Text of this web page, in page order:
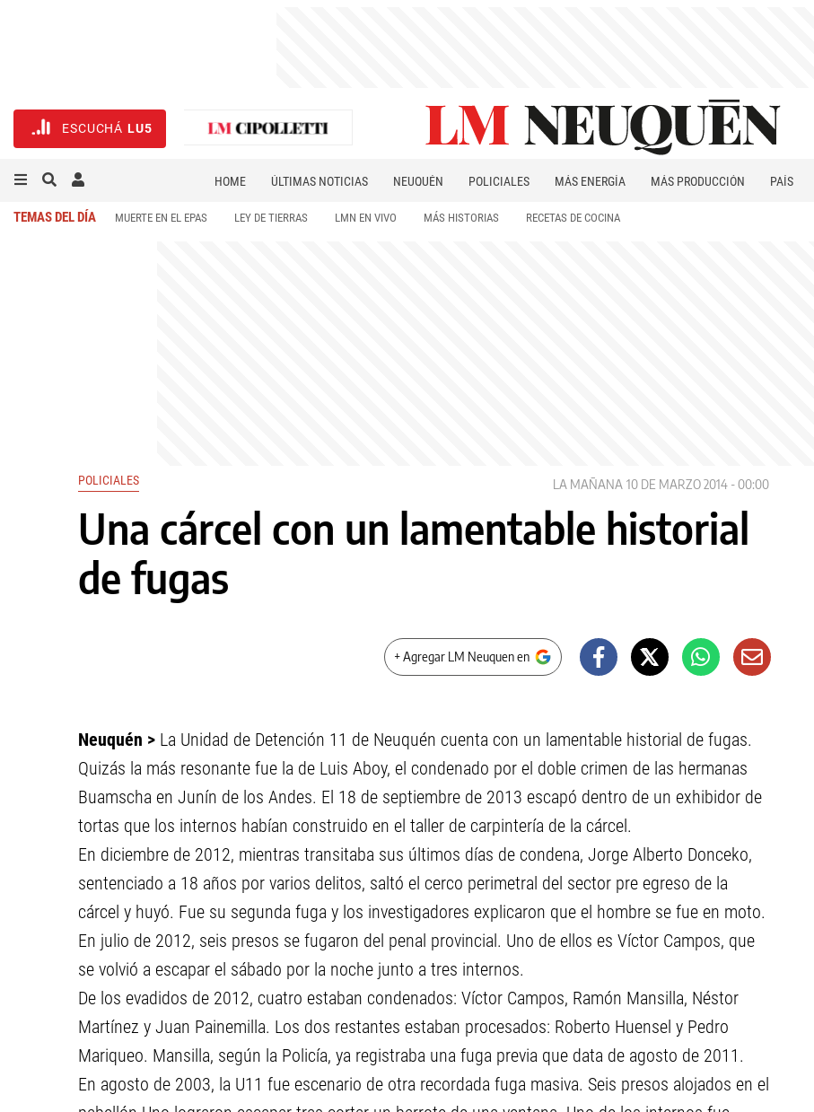
ESCUCHÁ LU5
HOME ÚLTIMAS NOTICIAS NEUQUÉN POLICIALES MÁS ENERGÍA MÁS PRODUCCIÓN PAÍS
TEMAS DEL DÍA MUERTE EN EL EPAS LEY DE TIERRAS LMN EN VIVO MÁS HISTORIAS RECETAS DE COCINA
POLICIALES LA MAÑANA 10 DE MARZO 2014 - 00:00
Una cárcel con un lamentable historial
de fugas
+ Agregar LM Neuquen en
Neuquén > La Unidad de Detención 11 de Neuquén cuenta con un lamentable historial de fugas.
Quizás la más resonante fue la de Luis Aboy, el condenado por el doble crimen de las hermanas
Buamscha en Junín de los Andes. El 18 de septiembre de 2013 escapó dentro de un exhibidor de
tortas que los internos habían construido en el taller de carpintería de la cárcel.
En diciembre de 2012, mientras transitaba sus últimos días de condena, Jorge Alberto Donceko,
sentenciado a 18 años por varios delitos, saltó el cerco perimetral del sector pre egreso de la
cárcel y huyó. Fue su segunda fuga y los investigadores explicaron que el hombre se fue en moto.
En julio de 2012, seis presos se fugaron del penal provincial. Uno de ellos es Víctor Campos, que
se volvió a escapar el sábado por la noche junto a tres internos.
De los evadidos de 2012, cuatro estaban condenados: Víctor Campos, Ramón Mansilla, Néstor
Martínez y Juan Painemilla. Los dos restantes estaban procesados: Roberto Huensel y Pedro
Mariqueo. Mansilla, según la Policía, ya registraba una fuga previa que data de agosto de 2011.
En agosto de 2003, la U11 fue escenario de otra recordada fuga masiva. Seis presos alojados en el